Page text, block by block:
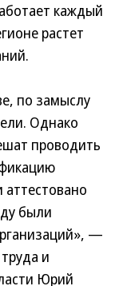
каждый
растет
по замыслу
Однако
проводить
были
—
и
Юрий